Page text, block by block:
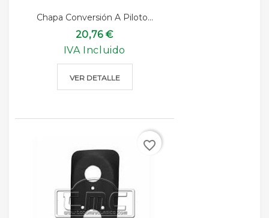
Chapa Conversión A Piloto...
20,76 €
IVA Incluido
VER DETALLE
favorite_border